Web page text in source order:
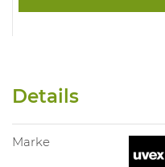
Details
Marke